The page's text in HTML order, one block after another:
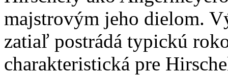
majstrovým jeho dielom.
zatiaľ postrádá typickú
charakteristická pre